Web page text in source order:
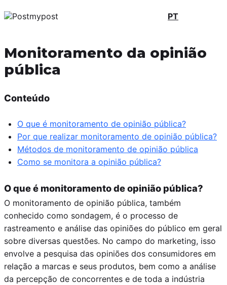
PT
Monitoramento da opinião
pública
Conteúdo
O que é monitoramento de opinião pública?
Por que realizar monitoramento de opinião pública?
Métodos de monitoramento de opinião pública
Como se monitora a opinião pública?
O que é monitoramento de opinião pública?
O monitoramento de opinião pública, também
conhecido como sondagem, é o processo de
rastreamento e análise das opiniões do público em geral
sobre diversas questões. No campo do marketing, isso
envolve a pesquisa das opiniões dos consumidores em
relação a marcas e seus produtos, bem como a análise
da percepção de concorrentes e de toda a indústria